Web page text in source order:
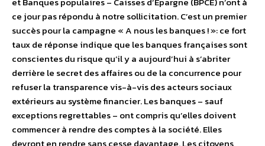
ce jour pas répondu à notre sollicitation. C’est un premier
succès pour la campagne « A nous les banques ! »: ce fort
taux de réponse indique que les banques françaises sont
conscientes du risque qu’il y a aujourd’hui à s’abriter
derrière le secret des affaires ou de la concurrence pour
refuser la transparence vis-à-vis des acteurs sociaux
extérieurs au système financier. Les banques – sauf
exceptions regrettables – ont compris qu’elles doivent
commencer à rendre des comptes à la société. Elles